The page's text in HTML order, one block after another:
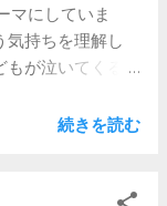
マにしていま
持ちを理解し
が泣いてくる
してしまった
は泣いて訴える
続きを読む